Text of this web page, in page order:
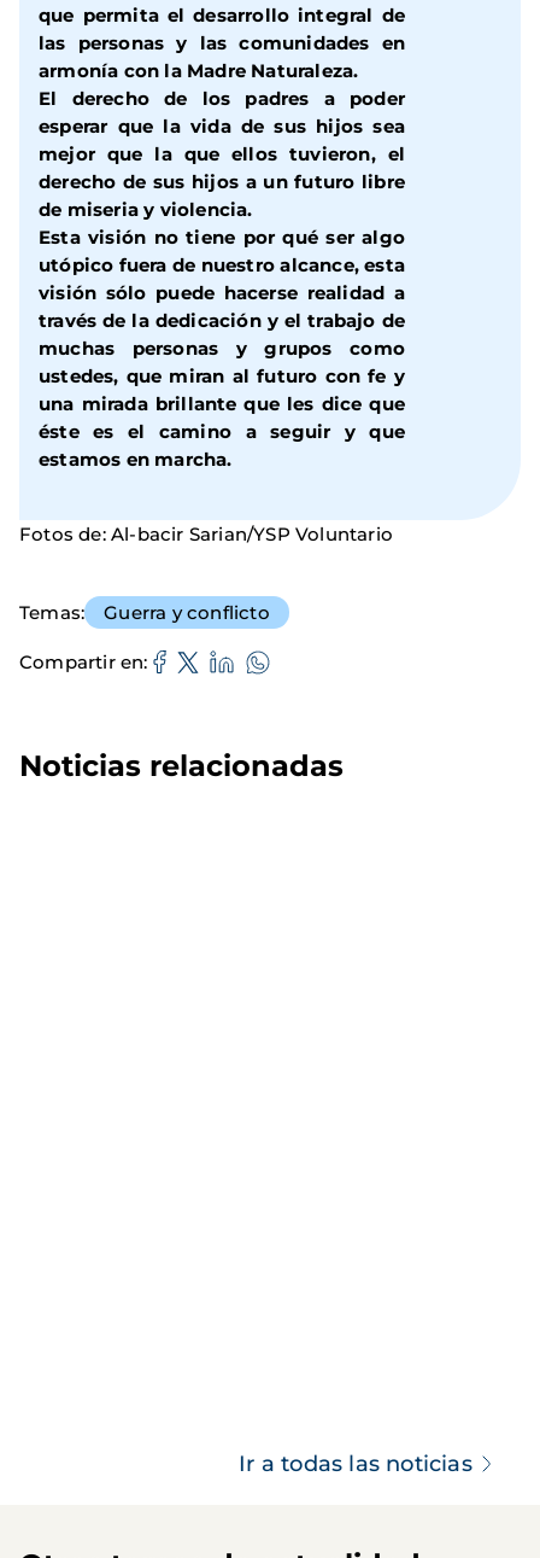
que permita el desarrollo integral de
las personas y las comunidades en
armonía con la Madre Naturaleza.
El derecho de los padres a poder
esperar que la vida de sus hijos sea
mejor que la que ellos tuvieron, el
derecho de sus hijos a un futuro libre
de miseria y violencia.
Esta visión no tiene por qué ser algo
utópico fuera de nuestro alcance, esta
visión sólo puede hacerse realidad a
través de la dedicación y el trabajo de
muchas personas y grupos como
ustedes, que miran al futuro con fe y
una mirada brillante que les dice que
éste es el camino a seguir y que
estamos en marcha.
Fotos de: Al-bacir Sarian/YSP Voluntario
Temas Guerra y conflicto
Compartir en
Noticias relacionadas
Ir a todas las noticias